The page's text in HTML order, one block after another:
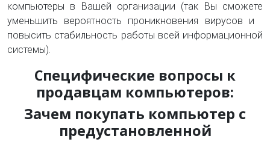
компьютеры в Вашей организации (так Вы сможете
уменьшить вероятность проникновения вирусов и
повысить стабильность работы всей информационной
системы).
Специфические вопросы к
продавцам компьютеров:
Зачем покупать компьютер с
предустановленной